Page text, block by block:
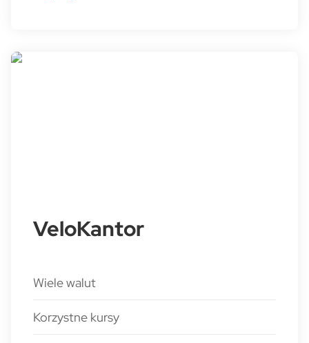
VeloKantor
Wiele walut
Korzystne kursy